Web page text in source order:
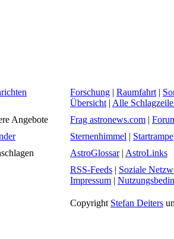
Forschung | Raumfahrt |
Übersicht | Alle
Angebote
Frag astronews.com |
Sternenhimmel | Startrampe
AstroGlossar| AstroLinks
RSS-Feeds | Soziale
Impressum |
Copyright Stefan Deiters